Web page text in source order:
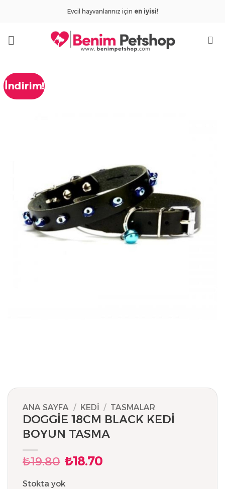
Evcil hayvanlarınız için en iyisi!
İndirim!
ANA SAYFA / KEDI / TASMALAR
DOGGİE 18CM BLACK KEDİ
BOYUN TASMA
₺19.80 Orijinal
₺18.70Şu
Stokta yok